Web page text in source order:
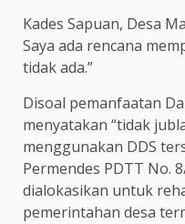
Kades Sapuan, Desa
Saya ada rencana
tidak ada.”
Disoal pemanfaatan
menyatakan “tidak
menggunakan DDS
Permendes PDTT No.
dialokasikan untuk
pemerintahan desa